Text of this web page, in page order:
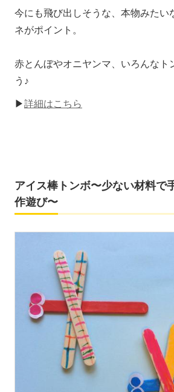
今にも飛び出しそうな、本物みたい
ネがポイント。
赤とんぼやオニヤンマ、いろんなト
う♪
▶詳細はこちら
アイス棒トンボ〜少ない材料で
作遊び〜